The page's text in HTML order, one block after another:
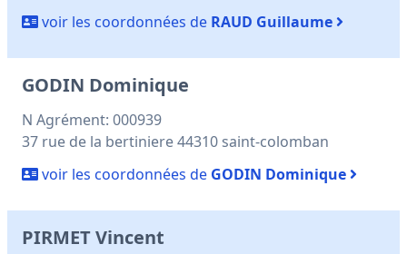
voir les coordonnées de RAUD Guillaume
GODIN Dominique
N Agrément: 000939
37 rue de la bertiniere 44310 saint-colomban
voir les coordonnées de GODIN Dominique
PIRMET Vincent